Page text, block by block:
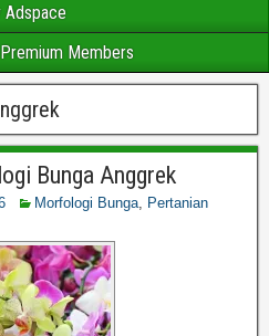
Adspace
Members
Bunga Anggrek
Morfologi Bunga, Pertanian